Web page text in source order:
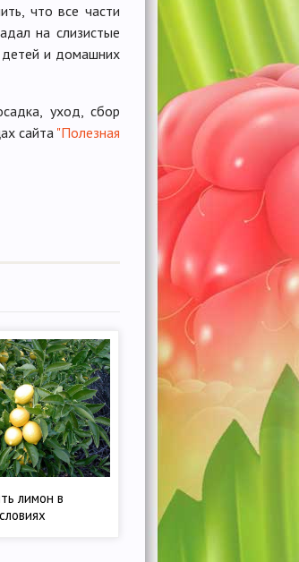
что все части
на слизистые
детей и домашних
уход, сбор
сайта "Полезная
лимон в